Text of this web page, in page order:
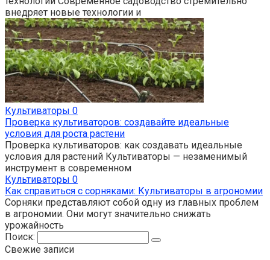
внедряет новые технологии и
Культиваторы 0
Проверка культиваторов: создавайте идеальные
условия для роста растени
Проверка культиваторов: как создавать идеальные
условия для растений Культиваторы — незаменимый
инструмент в современном
Культиваторы 0
Как справиться с сорняками: Культиваторы в агрономии
Сорняки представляют собой одну из главных проблем
в агрономии. Они могут значительно снижать
урожайность
Поиск:
Свежие записи